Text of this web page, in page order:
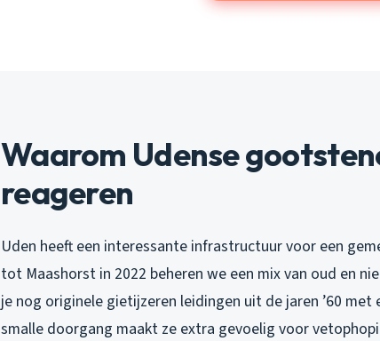
Waarom Udense
reageren
Uden heeft een interessante infrastructuur voor een
tot Maashorst in 2022 beheren we een mix van oud en
je nog originele gietijzeren leidingen uit de jaren ’60 met
smalle doorgang maakt ze extra gevoelig voor